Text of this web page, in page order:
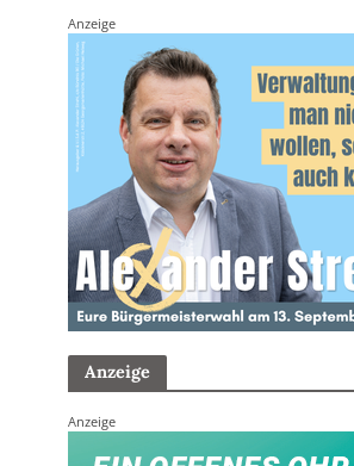
Anzeige
Anzeige
Anzeige